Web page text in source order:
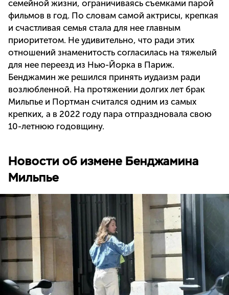
семейной жизни, ограничиваясь съемками парой
фильмов в год. По словам самой актрисы, крепкая
и счастливая семья стала для нее главным
приоритетом. Не удивительно, что ради этих
отношений знаменитость согласилась на тяжелый
для нее переезд из Нью-Йорка в Париж.
Бенджамин же решился принять иудаизм ради
возлюбленной. На протяжении долгих лет брак
Мильпье и Портман считался одним из самых
крепких, а в 2022 году пара отпраздновала свою
10-летнюю годовщину.
Новости об измене Бенджамина
Мильпье